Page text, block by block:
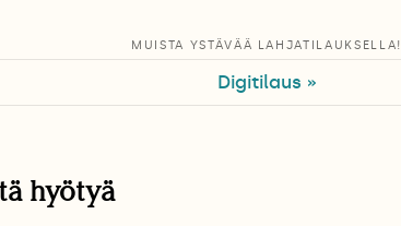
MUISTA YSTÄVÄÄ LAHJATILAUKSELLA!
Digitilaus »
hyötyä